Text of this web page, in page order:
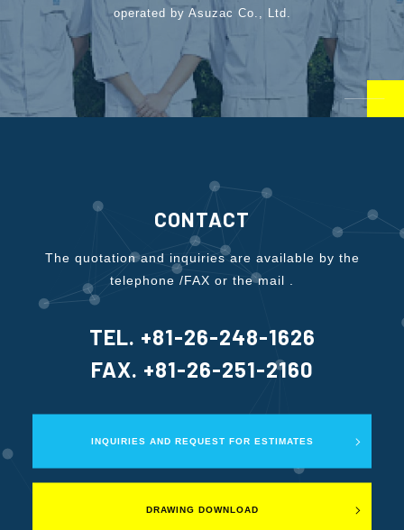
operated by Asuzac Co., Ltd.
CONTACT
The quotation and inquiries are available by the
telephone /FAX or the mail .
TEL. +81-26-248-1626
FAX. +81-26-251-2160
INQUIRIES AND REQUEST FOR ESTIMATES
DRAWING DOWNLOAD